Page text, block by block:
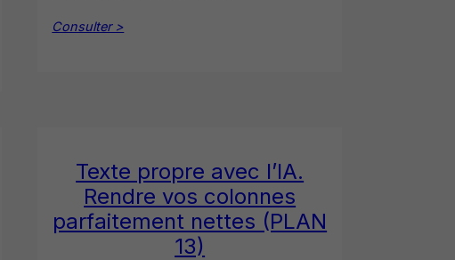
Consulter >
Texte propre avec l’IA.
Rendre vos colonnes
parfaitement nettes (PLAN
13)